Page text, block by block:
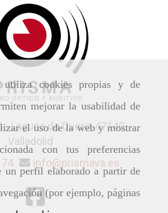
cookies propias y de
mejorar la usabilidad de
el uso de la web y mostrar
con tus preferencias
un perfil elaborado a partir de
(por ejemplo, páginas
-Laguna de Duero,47140,
Valladolid
info prismava.es